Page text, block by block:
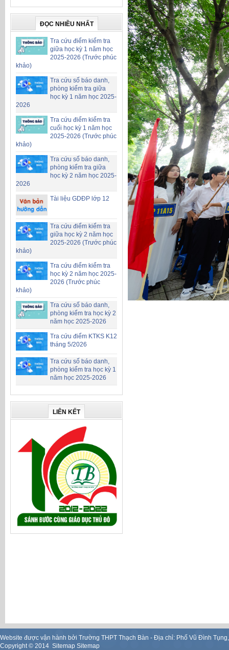
ĐỌC NHIỀU NHẤT
Tra cứu điểm kiểm tra
giữa học kỳ 1 năm học
2025-2026 (Trước phúc
khảo)
Tra cứu số báo danh,
phòng kiểm tra giữa
học kỳ 1 năm học 2025-
2026
Tra cứu điểm kiểm tra
cuối học kỳ 1 năm học
2025-2026 (Trước phúc
khảo)
Tra cứu số báo danh,
phòng kiểm tra giữa
học kỳ 2 năm học 2025-
2026
Tài liệu GDĐP lớp 12
Tra cứu điểm kiểm tra
giữa học kỳ 2 năm học
2025-2026 (Trước phúc
khảo)
Tra cứu điểm kiểm tra
học kỳ 2 năm học 2025-
2026 (Trước phúc
khảo)
Tra cứu số báo danh,
phòng kiểm tra học kỳ 2
năm học 2025-2026
Tra cứu điểm KTKS K12
tháng 5/2026
Tra cứu số báo danh,
phòng kiểm tra học kỳ 1
năm học 2025-2026
LIÊN KẾT
Website được vận hành bởi Trường THPT Thạch Bàn - Địa chỉ: Phố Vũ Đình
Copyright © 2014. Sitemap Sitemap